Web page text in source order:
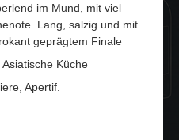
im Mund, mit viel
Lang, salzig und mit
geprägtem Finale
Küche
Apertif.